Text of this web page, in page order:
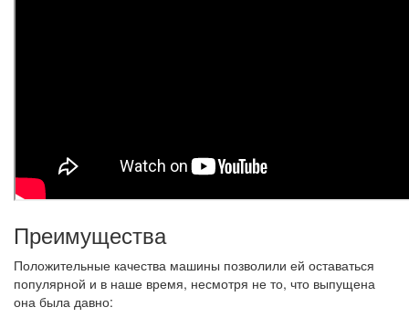
Преимущества
Положительные качества машины позволили ей оставаться
популярной и в наше время, несмотря не то, что выпущена
она была давно: